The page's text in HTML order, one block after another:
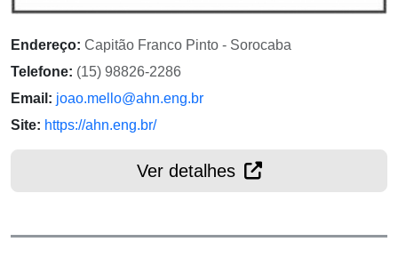
Endereço: Capitão Franco Pinto - Sorocaba
Telefone: (15) 98826-2286
Email: joao.mello@ahn.eng.br
Site: https://ahn.eng.br/
Ver detalhes